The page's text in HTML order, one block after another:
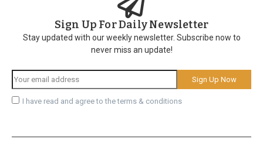
Sign Up For Daily Newsletter
Stay updated with our weekly newsletter. Subscribe now to
never miss an update!
I have read and agree to the terms & conditions